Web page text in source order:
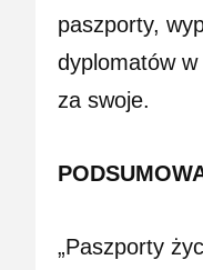
paszporty,
dyplomatów w
za swoje.
„Paszporty